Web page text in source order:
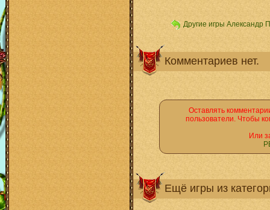
Другие игры Александр
Комментариев нет.
Оставлять
пользователи. Чтобы
Или
Ещё игры из